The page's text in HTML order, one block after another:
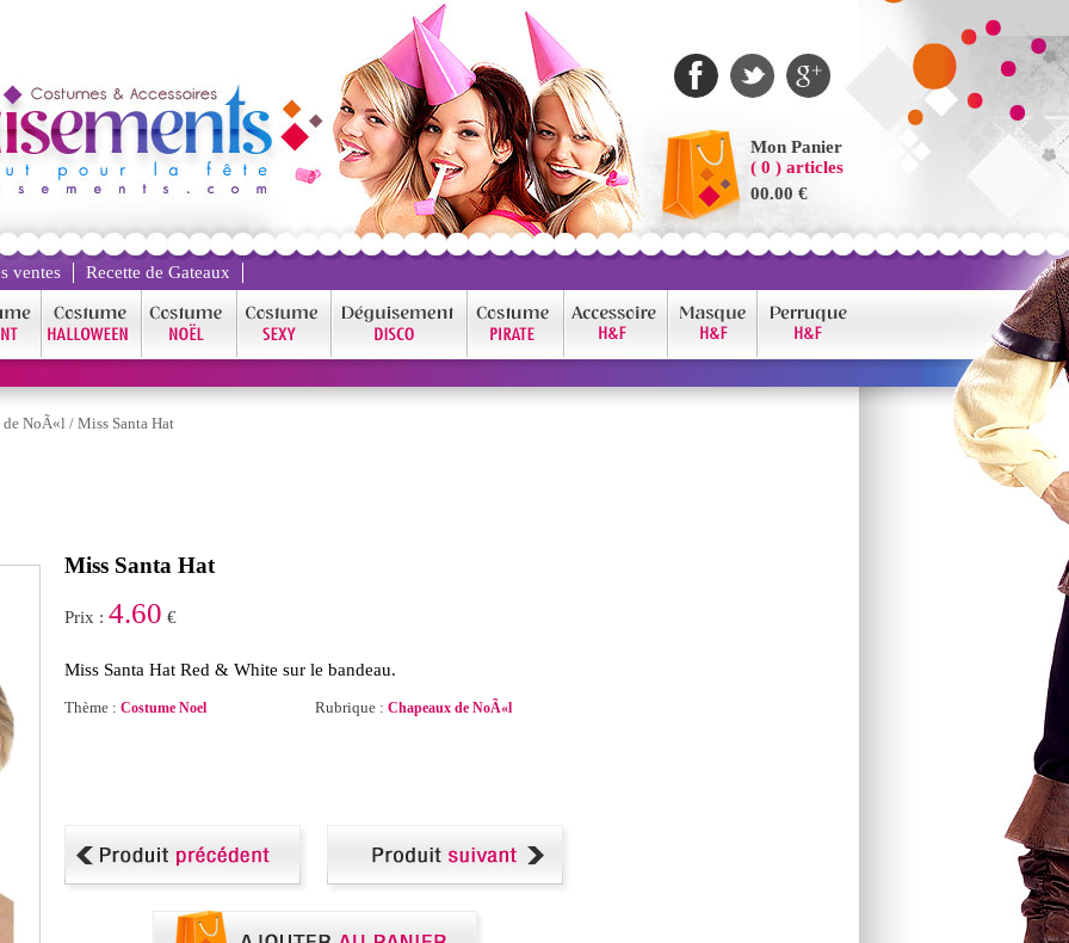
Mon Panier
( 0 ) articles
00.00 €
ventes Recette de Gateaux
de NoÃ«l / Miss Santa Hat
Miss Santa Hat
Prix : 4.60 €
Miss Santa Hat Red & White sur le bandeau.
Thème : Costume Noel Rubrique : Chapeaux de NoÃ«l